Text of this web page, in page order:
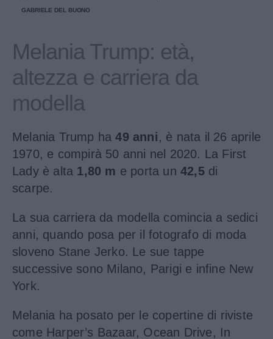
GABRIELE DEL BUONO
Melania Trump: età,
altezza e carriera da
modella
Melania Trump ha49 anni, è nata il 26 aprile
1970, e compirà 50 anni nel 2020. La First
Lady è alta 1,80 m e porta un42,5 di
scarpe.
La sua carriera da modella comincia a sedici
anni, quando posa per il fotografo di moda
sloveno Stane Jerko. Le sue tappe
successive sono Milano, Parigi e infine New
York.
Melania ha posato per le copertine di riviste
come Harper’s Bazaar, Ocean Drive, In